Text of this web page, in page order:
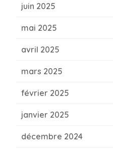
juin 2025
mai 2025
avril 2025
mars 2025
février 2025
janvier 2025
décembre 2024